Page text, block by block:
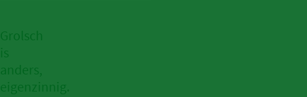
Grolsch
is
anders,
eigenzinnig.